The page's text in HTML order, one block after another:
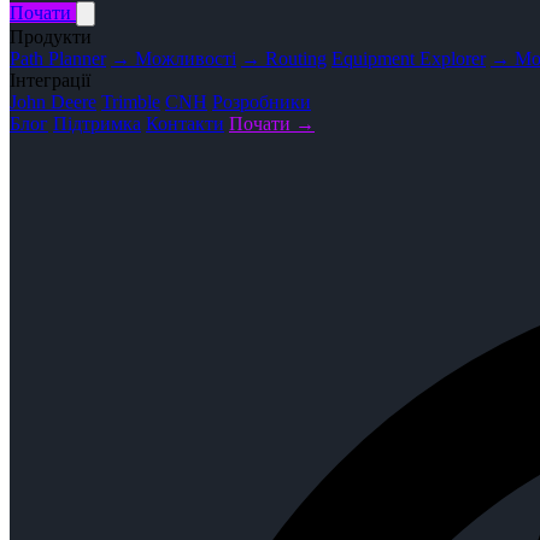
Почати
Продукти
Path Planner → Можливості → Routing Equipment Explorer →
Інтеграції
John Deere Trimble CNH Розробники
Блог Підтримка Контакти Почати →